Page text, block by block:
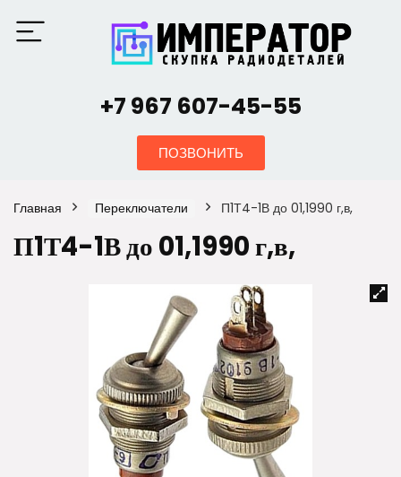
+7 967 607-45-55
ПОЗВОНИТЬ
Главная Переключатели П1Т4-1В до 01,1990 г,в,
П1Т4-1В до 01,1990 г,в,